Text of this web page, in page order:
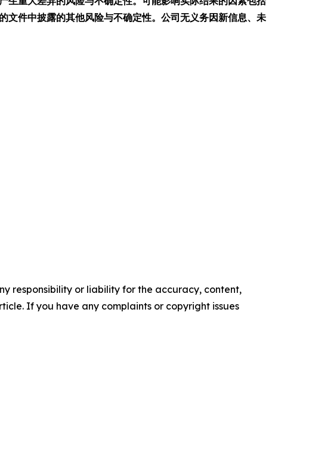
文件中披露的其他风险与不确定性。公司无义务因新信息、未
responsibility or liability for the accuracy, content,
If you have any complaints or copyright issues